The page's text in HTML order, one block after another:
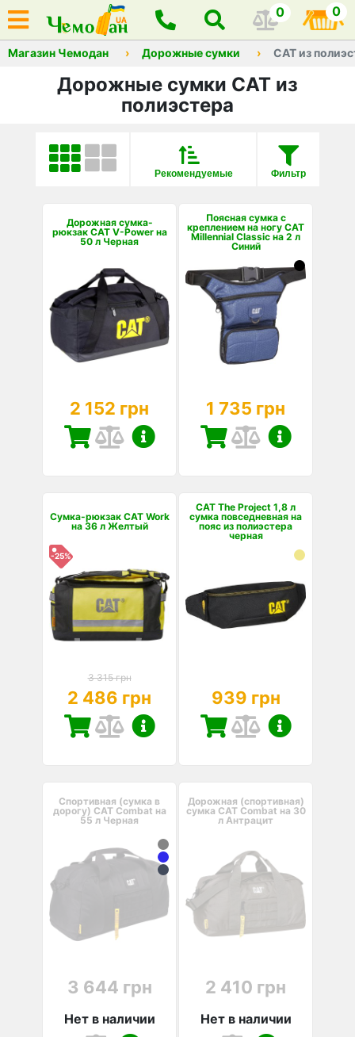
0 0
Магазин Чемодан Дорожные сумки CAT из
Дорожные сумки CAT из
полиэстера
Фильтр
Рекомендуемые
Дорожная сумка-
рюкзак CAT V-Power на
50 л Черная
2 152 грн
Поясная сумка с
креплением на ногу CAT
Millennial Classic на 2 л
Синий
1 735 грн
Сумка-рюкзак CAT Work
на 36 л Желтый
-25%
3 315 грн
2 486 грн
CAT The Project 1,8 л
cумка повседневная на
пояс из полиэстера
черная
939 грн
Спортивная (сумка в
дорогу) CAT Combat на
55 л Черная
3 644 грн
Нет в наличии
Дорожная (спортивная)
сумка CAT Combat на 30
л Антрацит
2 410 грн
Нет в наличии